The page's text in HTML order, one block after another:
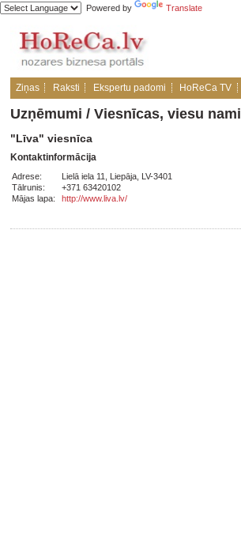
Powered by Translate
Ziņas Raksti Ekspertu padomi HoReCa TV
Uzņēmumi / Viesnīcas, viesu nami
"Līva" viesnīca
Kontaktinformācija
Adrese:
Lielā iela 11, Liepāja, LV-3401
Tālrunis:
+371 63420102
Mājas lapa:
http://www.liva.lv/